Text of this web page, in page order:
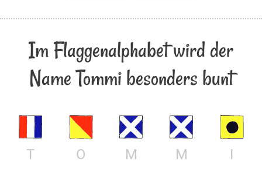
Im Flaggenalphabet wird der
Name Tommi besonders bunt
T O M M I